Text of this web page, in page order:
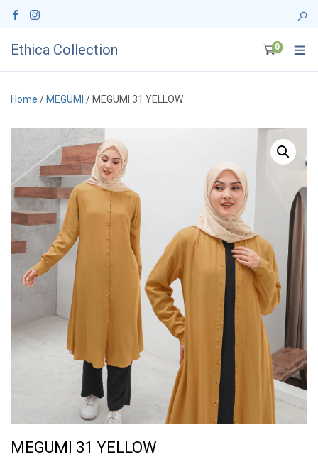
Ethica Collection 0
Home / MEGUMI / MEGUMI 31 YELLOW
MEGUMI 31 YELLOW